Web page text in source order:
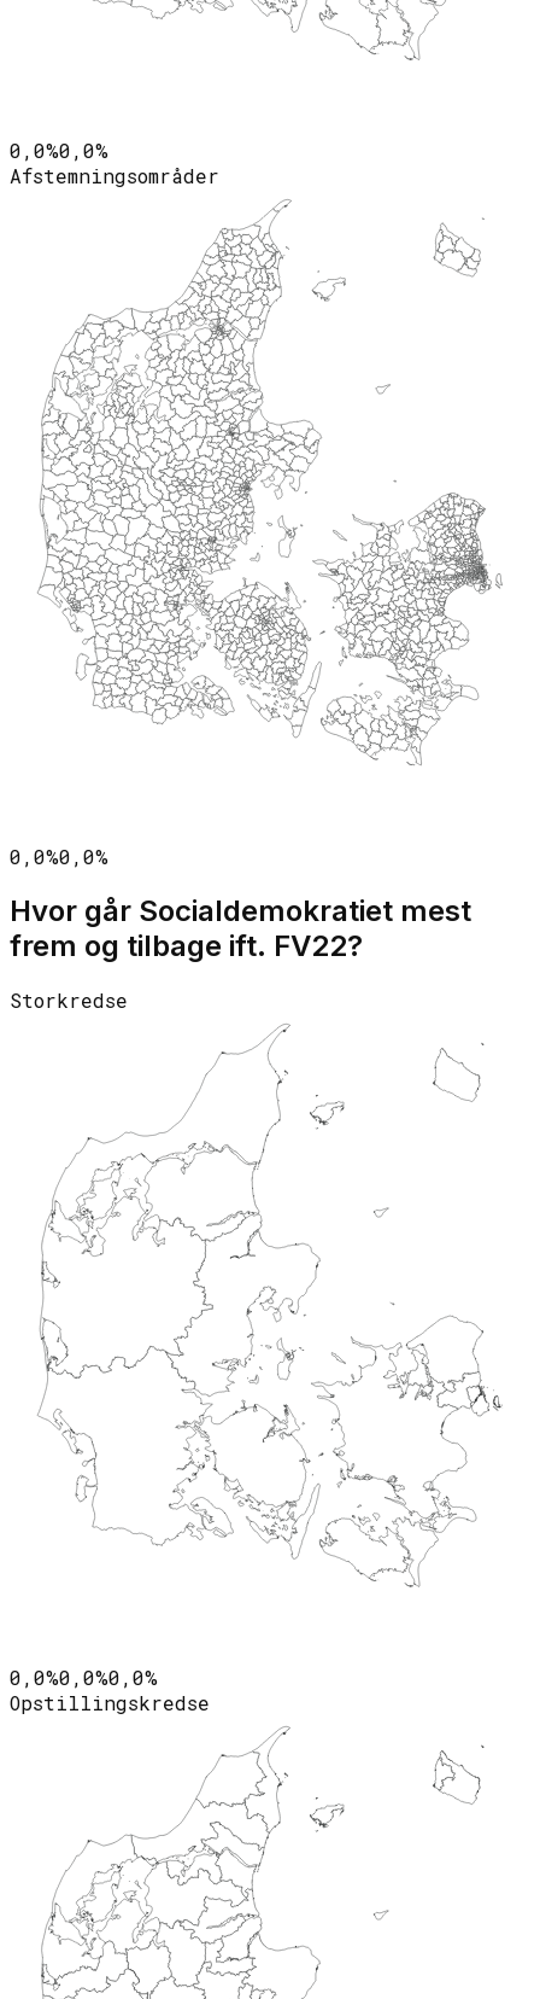
0,0%0,0%
Afstemningsområder
0,0%0,0%
Hvor går Socialdemokratiet mest
frem og tilbage ift. FV22?
Storkredse
0,0%0,0%0,0%
Opstillingskredse